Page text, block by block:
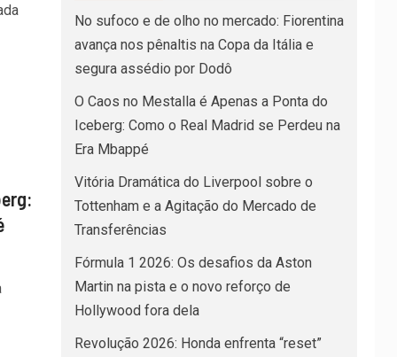
No sufoco e de olho no mercado: Fiorentina
avança nos pênaltis na Copa da Itália e
segura assédio por Dodô
O Caos no Mestalla é Apenas a Ponta do
Iceberg: Como o Real Madrid se Perdeu na
Era Mbappé
Vitória Dramática do Liverpool sobre o
Tottenham e a Agitação do Mercado de
Transferências
Fórmula 1 2026: Os desafios da Aston
Martin na pista e o novo reforço de
Hollywood fora dela
Revolução 2026: Honda enfrenta “reset”